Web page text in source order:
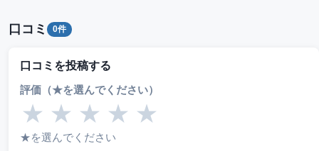
口コミ 0件
口コミを投稿する
評価（★を選んでください）
★ ★ ★ ★ ★
★を選んでください